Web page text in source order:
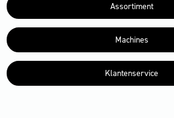
Assortiment
Machines
Klantenservice